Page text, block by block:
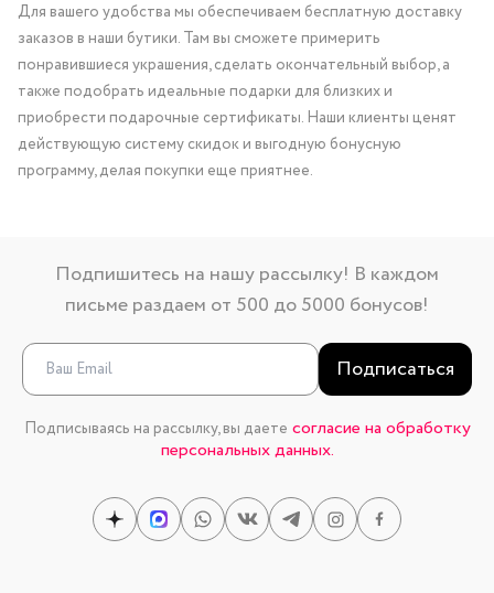
Для вашего удобства мы обеспечиваем бесплатную доставку
заказов в наши бутики. Там вы сможете примерить
понравившиеся украшения, сделать окончательный выбор, а
также подобрать идеальные подарки для близких и
приобрести подарочные сертификаты. Наши клиенты ценят
действующую систему скидок и выгодную бонусную
программу, делая покупки еще приятнее.
Подпишитесь на нашу рассылку! В каждом
письме раздаем от 500 до 5000 бонусов!
Подписаться
Подписываясь на рассылку, вы даете согласие на обработку
персональных данных.